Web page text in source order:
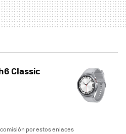
Classic
por estos enlaces